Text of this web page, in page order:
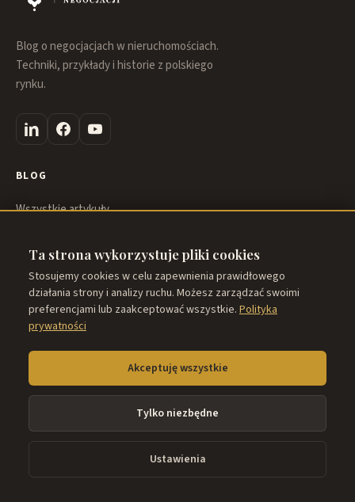
Blog o negocjacjach w nieruchomościach.
Techniki, przykłady i historie z polskiego
rynku.
BLOG
Wszystkie artykuły
KSIĄŻKA
O „Lwach Negocjacji”
Kup książkę
KONTAKT
Napisz do nas
Ta strona wykorzystuje pliki cookies
Stosujemy cookies w celu zapewnienia prawidłowego
działania strony i analizy ruchu. Możesz zarządzać swoimi
preferencjami lub zaakceptować wszystkie. Polityka
prywatności
Akceptuję wszystkie
Tylko niezbędne
Ustawienia